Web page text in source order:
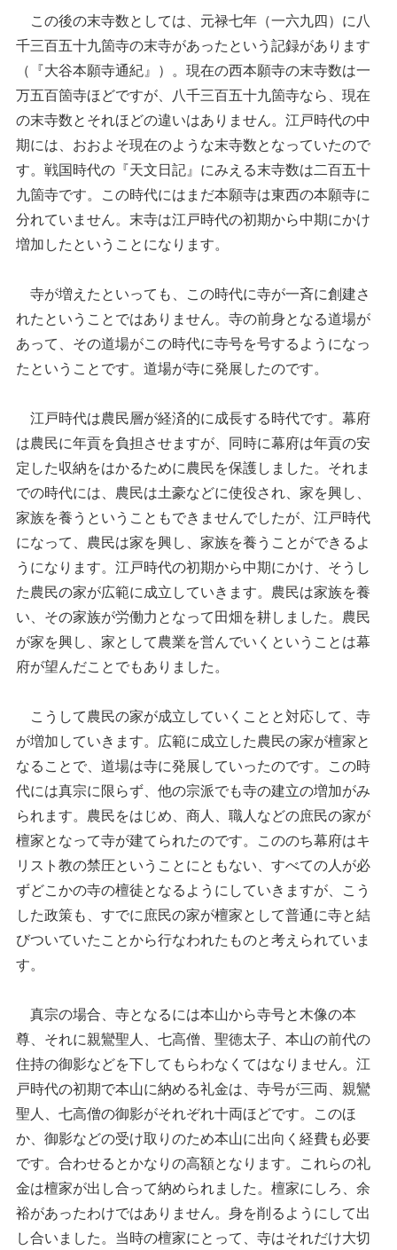
この後の末寺数としては、元禄七年（一六九四）に八
千三百五十九箇寺の末寺があったという記録があります
（『大谷本願寺通紀』）。現在の西本願寺の末寺数は一
万五百箇寺ほどですが、八千三百五十九箇寺なら、現在
の末寺数とそれほどの違いはありません。江戸時代の中
期には、おおよそ現在のような末寺数となっていたので
す。戦国時代の『天文日記』にみえる末寺数は二百五十
九箇寺です。この時代にはまだ本願寺は東西の本願寺に
分れていません。末寺は江戸時代の初期から中期にかけ
増加したということになります。
寺が増えたといっても、この時代に寺が一斉に創建さ
れたということではありません。寺の前身となる道場が
あって、その道場がこの時代に寺号を号するようになっ
たということです。道場が寺に発展したのです。
江戸時代は農民層が経済的に成長する時代です。幕府
は農民に年貢を負担させますが、同時に幕府は年貢の安
定した収納をはかるために農民を保護しました。それま
での時代には、農民は土豪などに使役され、家を興し、
家族を養うということもできませんでしたが、江戸時代
になって、農民は家を興し、家族を養うことができるよ
うになります。江戸時代の初期から中期にかけ、そうし
た農民の家が広範に成立していきます。農民は家族を養
い、その家族が労働力となって田畑を耕しました。農民
が家を興し、家として農業を営んでいくということは幕
府が望んだことでもありました。
こうして農民の家が成立していくことと対応して、寺
が増加していきます。広範に成立した農民の家が檀家と
なることで、道場は寺に発展していったのです。この時
代には真宗に限らず、他の宗派でも寺の建立の増加がみ
られます。農民をはじめ、商人、職人などの庶民の家が
檀家となって寺が建てられたのです。こののち幕府はキ
リスト教の禁圧ということにともない、すべての人が必
ずどこかの寺の檀徒となるようにしていきますが、こう
した政策も、すでに庶民の家が檀家として普通に寺と結
びついていたことから行なわれたものと考えられていま
す。
真宗の場合、寺となるには本山から寺号と木像の本
尊、それに親鸞聖人、七高僧、聖徳太子、本山の前代の
住持の御影などを下してもらわなくてはなりません。江
戸時代の初期で本山に納める礼金は、寺号が三両、親鸞
聖人、七高僧の御影がそれぞれ十両ほどです。このほ
か、御影などの受け取りのため本山に出向く経費も必要
です。合わせるとかなりの高額となります。これらの礼
金は檀家が出し合って納められました。檀家にしろ、余
裕があったわけではありません。身を削るようにして出
し合いました。当時の檀家にとって、寺はそれだけ大切